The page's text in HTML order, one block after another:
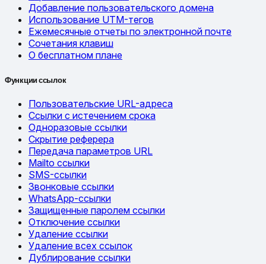
Добавление пользовательского домена
Использование UTM-тегов
Ежемесячные отчеты по электронной почте
Сочетания клавиш
О бесплатном плане
Функции ссылок
Пользовательские URL-адреса
Ссылки с истечением срока
Одноразовые ссылки
Скрытие реферера
Передача параметров URL
Mailto ссылки
SMS-ссылки
Звонковые ссылки
WhatsApp-ссылки
Защищенные паролем ссылки
Отключение ссылки
Удаление ссылки
Удаление всех ссылок
Дублирование ссылки